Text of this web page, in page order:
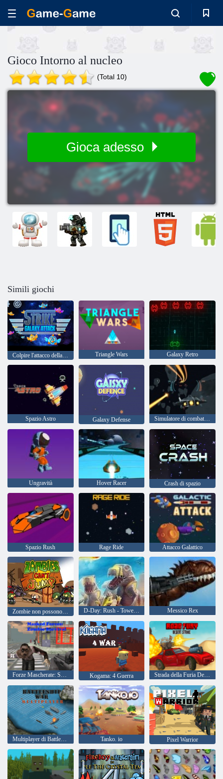
Gioco Intorno al nucleo
(Total 10)
Gioca adesso
Simili giochi
Colpire l'attacco della galassia Triangle Wars Galaxy Retro
Spazio Astro Galaxy Defense Simulatore di combattimento spaziale
Ungravità Hover Racer Crash di spazio
Spazio Rush Rage Ride Attacco Galattico
D-Day: Rush - Tower Defense Messico Rex
Forze Mascherate: Sopravvivenza Zombie Kogama: 4 Guerra Strada della Furia Desert Strike
Multiplayer di Battleship War Tanko. io Pixel Warrior